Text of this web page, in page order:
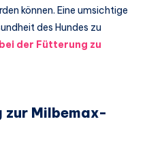
können. Eine umsichtige
des Hundes zu
der Fütterung zu
zur Milbemax-